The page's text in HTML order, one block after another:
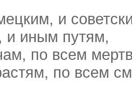
и
и иным путям,
по всем
по всем